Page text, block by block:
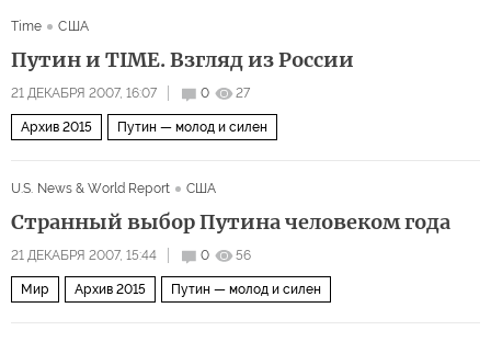
Time США
Путин и TIME. Взгляд из России
21 ДЕКАБРЯ 2007, 16:07 0 27
Архив 2015 Путин — молод и силен
U.S. News & World Report США
Странный выбор Путина человеком года
21 ДЕКАБРЯ 2007, 15:44 0 56
Мир Архив 2015 Путин — молод и силен